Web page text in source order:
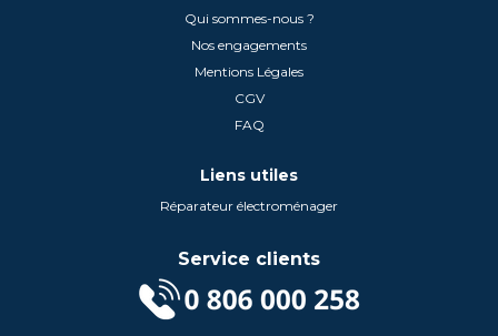
Qui sommes-nous ?
Nos engagements
Mentions Légales
CGV
FAQ
Liens utiles
Réparateur électroménager
Service clients